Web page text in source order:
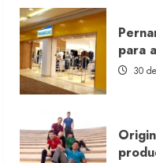
Morena
Rosa
lança
franquia
com
estoque
consignado
para
30